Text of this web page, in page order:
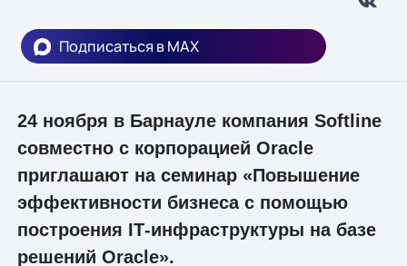
Подписаться в MAX
24 ноября в Барнауле компания Softline
совместно с корпорацией Oracle
приглашают на семинар «Повышение
эффективности бизнеса с помощью
построения IТ-инфраструктуры на базе
решений Oracle».